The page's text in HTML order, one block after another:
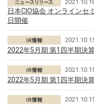
日本CIO協会 オンラインセ
日開催
2022年5月期 第1四半期決
2022年5月期 第1四半期決